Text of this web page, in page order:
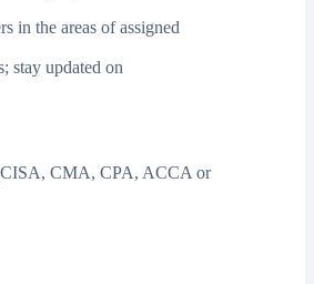
in the areas of assigned
stay updated on
CMA, CPA, ACCA or